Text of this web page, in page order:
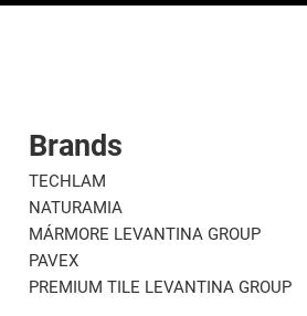
Brands
TECHLAM
NATURAMIA
MÁRMORE LEVANTINA GROUP
PAVEX
PREMIUM TILE LEVANTINA GROUP